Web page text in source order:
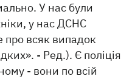
У нас були
у нас ДСНС
про всяк випадок
- Ред.). Є поліція
- вони по всій